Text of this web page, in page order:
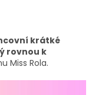
krátké
rovnou k
Miss Rola.